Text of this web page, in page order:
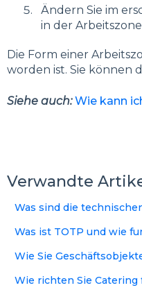
Ändern Sie im
in der
Die Form einer
worden ist. Sie können
Siehe auch:Wie kann
Verwandte
Was sind die
Was ist TOTP und wie
Wie Sie
Wie richten Sie Catering